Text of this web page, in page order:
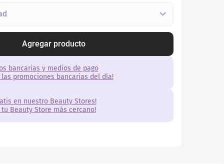
Agregar producto
bancarias y medios de pago
las promociones bancarias del día!
en nuestro Beauty Stores!
tu Beauty Store más cercano!